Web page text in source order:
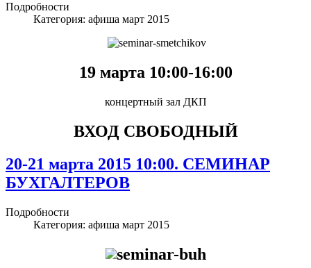
Подробности
Категория: афиша март 2015
19 марта 10:00-16:00
концертный зал ДКП
ВХОД СВОБОДНЫЙ
20-21 марта 2015 10:00. СЕМИНАР
БУХГАЛТЕРОВ
Подробности
Категория: афиша март 2015